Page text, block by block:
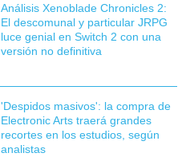
Análisis Xenoblade Chronicles 2:
El descomunal y particular JRPG
luce genial en Switch 2 con una
versión no definitiva
'Despidos masivos': la compra de
Electronic Arts traerá grandes
recortes en los estudios, según
analistas